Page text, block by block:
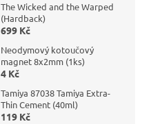
The Wicked and the Warped
(Hardback)
699 Kč
Neodymový kotoučový
magnet 8x2mm (1ks)
4 Kč
Tamiya 87038 Tamiya Extra-
Thin Cement (40ml)
119 Kč